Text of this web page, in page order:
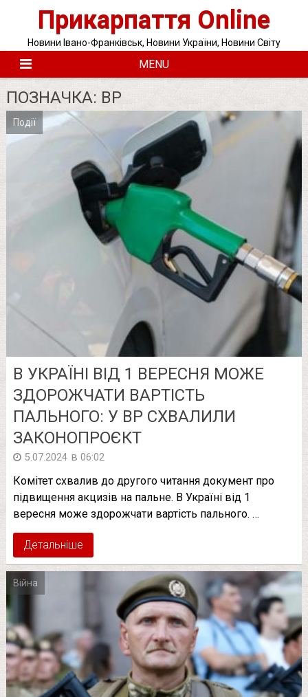
Прикарпаття Online
Новини Івано-Франківськ, Новини України, Новини Світу
MENU
ПОЗНАЧКА: ВР
Події
В УКРАЇНІ ВІД 1 ВЕРЕСНЯ МОЖЕ
ЗДОРОЖЧАТИ ВАРТІСТЬ
ПАЛЬНОГО: У ВР СХВАЛИЛИ
ЗАКОНОПРОЄКТ
5.07.2024 в 06:02
Комітет схвалив до другого читання документ про
підвищення акцизів на пальне. В Україні від 1
вересня може здорожчати вартість пального. …
Детальніше
Війна
Posts
pagination